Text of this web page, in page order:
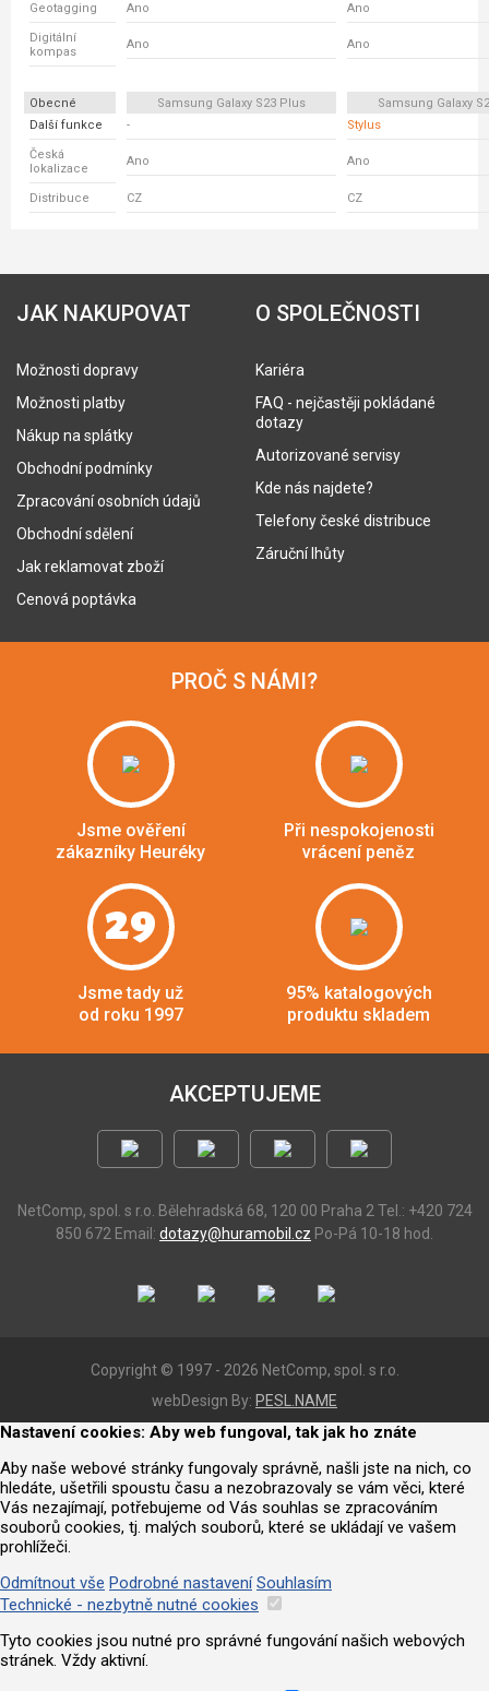
Geotagging Ano Ano
Digitální
kompas
Ano Ano
Obecné Samsung Galaxy S23 Plus
Samsung Galaxy
Další funkce
- Stylus
Česká
lokalizace
Ano Ano
Distribuce CZ CZ
JAK NAKUPOVAT
Možnosti dopravy
Možnosti platby
Nákup na splátky
Obchodní podmínky
Zpracování osobních údajů
Obchodní sdělení
Jak reklamovat zboží
Cenová poptávka
O SPOLEČNOSTI
Kariéra
FAQ - nejčastěji pokládané
dotazy
Autorizované servisy
Kde nás najdete?
Telefony české distribuce
Záruční lhůty
PROČ S NÁMI?
Jsme ověření
zákazníky Heuréky
Při nespokojenosti
vrácení peněz
29
Jsme tady už
od roku 1997
95% katalogových
produktu skladem
AKCEPTUJEME
NetComp, spol. s r.o. Bělehradská 68, 120 00 Praha 2 Tel.: +420 724
850 672 Email: dotazy@huramobil.cz Po-Pá 10-18 hod.
Copyright © 1997 - 2026 NetComp, spol. s r.o.
webDesign By: PESL.NAME
Nastavení cookies: Aby web fungoval, tak jak ho znáte
Aby naše webové stránky fungovaly správně, našli jste na nich, co
hledáte, ušetřili spoustu času a nezobrazovaly se vám věci, které
Vás nezajímají, potřebujeme od Vás souhlas se zpracováním
souborů cookies, tj. malých souborů, které se ukládají ve vašem
prohlížeči.
Odmítnout vše Podrobné nastavení Souhlasím
Technické - nezbytně nutné cookies
Tyto cookies jsou nutné pro správné fungování našich webových
stránek. Vždy aktivní.